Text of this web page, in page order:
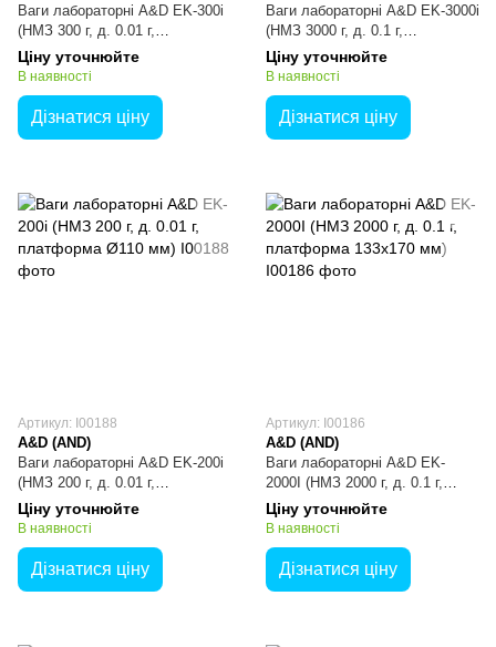
Ваги лабораторні A&D EK-300i
(НМЗ 300 г, д. 0.01 г,
платформа Ø110 мм)
Ціну уточнюйте
В наявності
Дізнатися ціну
Ваги лабораторні A&D EK-3000i
(НМЗ 3000 г, д. 0.1 г,
платформа 133х170 мм)
Ціну уточнюйте
В наявності
Дізнатися ціну
Артикул: I00188
A&D (AND)
Ваги лабораторні A&D EK-200i
(НМЗ 200 г, д. 0.01 г,
платформа Ø110 мм)
Ціну уточнюйте
В наявності
Дізнатися ціну
Артикул: I00186
A&D (AND)
Ваги лабораторні A&D EK-
2000I (НМЗ 2000 г, д. 0.1 г,
платформа 133х170 мм)
Ціну уточнюйте
В наявності
Дізнатися ціну